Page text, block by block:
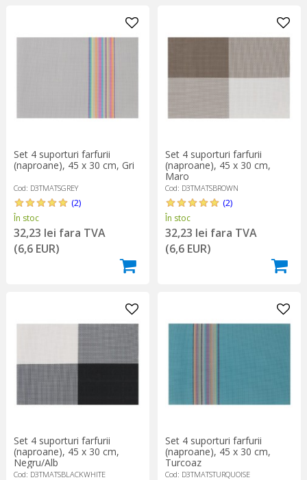
Set 4 suporturi farfurii
(naproane), 45 x 30 cm, Gri
Cod: D3TMATSGREY
(2)
În stoc
32,23 lei fara TVA
(6,6 EUR)
Set 4 suporturi farfurii
(naproane), 45 x 30 cm,
Maro
Cod: D3TMATSBROWN
(2)
În stoc
32,23 lei fara TVA
(6,6 EUR)
Set 4 suporturi farfurii
(naproane), 45 x 30 cm,
Negru/Alb
Cod: D3TMATSBLACKWHITE
Set 4 suporturi farfurii
(naproane), 45 x 30 cm,
Turcoaz
Cod: D3TMATSTURQUOISE